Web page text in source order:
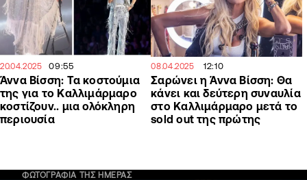
20.04.2025 09:55
Άννα Βίσση: Τα κοστούμια
της για το Καλλιμάρμαρο
κοστίζουν.. μια ολόκληρη
περιουσία
08.04.2025 12:10
Σαρώνει η Άννα Βίσση: Θα
κάνει και δεύτερη συναυλία
στο Καλλιμάρμαρο μετά το
sold out της πρώτης
ΦΩΤΟΓΡΑΦΙΑ ΤΗΣ ΗΜΕΡΑΣ